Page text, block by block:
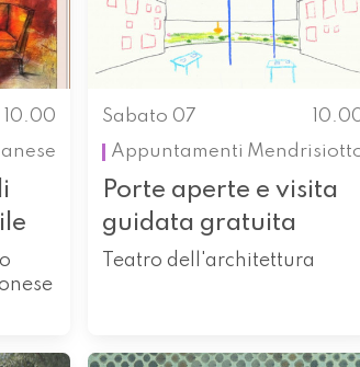
10.00
Sabato 07
Appuntamenti
Porte aperte e visita
guidata gratuita
Teatro dell'architettura